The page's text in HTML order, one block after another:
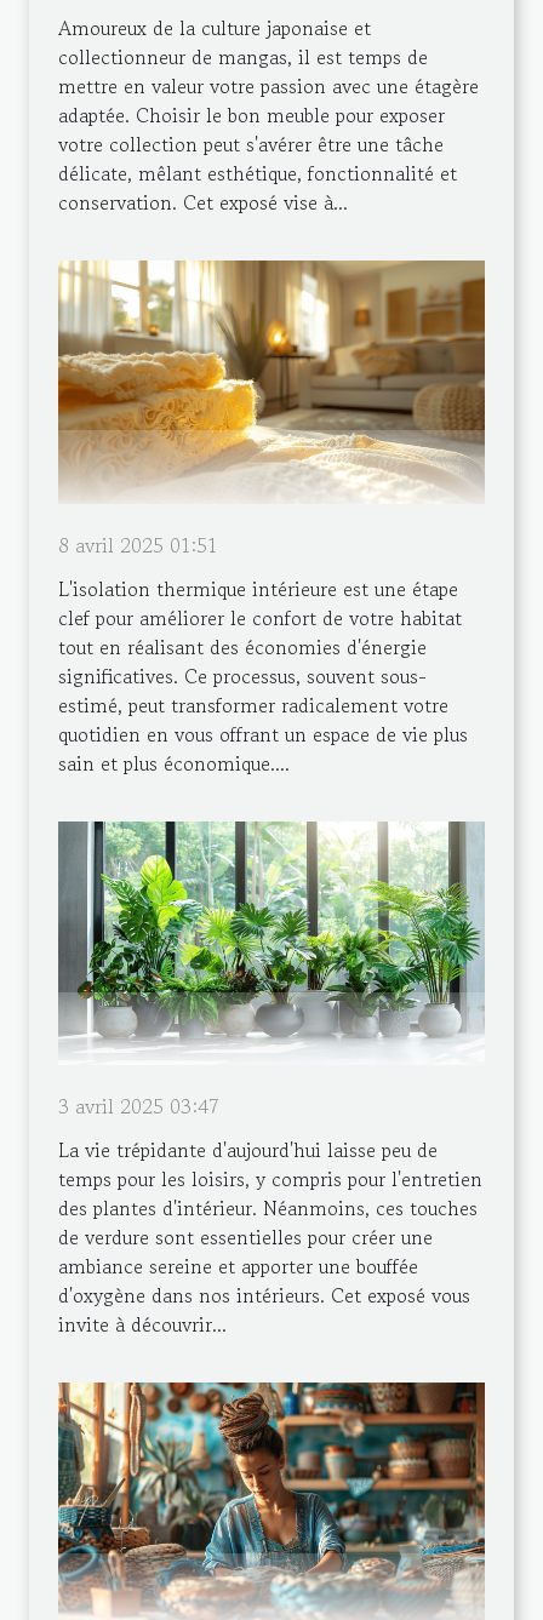
Amoureux de la culture japonaise et
collectionneur de mangas, il est temps de
mettre en valeur votre passion avec une étagère
adaptée. Choisir le bon meuble pour exposer
votre collection peut s'avérer être une tâche
délicate, mêlant esthétique, fonctionnalité et
conservation. Cet exposé vise à...
8 avril 2025 01:51
L'isolation thermique intérieure est une étape
clef pour améliorer le confort de votre habitat
tout en réalisant des économies d'énergie
significatives. Ce processus, souvent sous-
estimé, peut transformer radicalement votre
quotidien en vous offrant un espace de vie plus
sain et plus économique....
3 avril 2025 03:47
La vie trépidante d'aujourd'hui laisse peu de
temps pour les loisirs, y compris pour l'entretien
des plantes d'intérieur. Néanmoins, ces touches
de verdure sont essentielles pour créer une
ambiance sereine et apporter une bouffée
d'oxygène dans nos intérieurs. Cet exposé vous
invite à découvrir...